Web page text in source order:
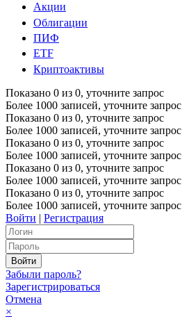
Акции
Облигации
ПИФ
ETF
Криптоактивы
Показано 0 из 0, уточните запрос
Более 1000 записей, уточните запрос
Показано 0 из 0, уточните запрос
Более 1000 записей, уточните запрос
Показано 0 из 0, уточните запрос
Более 1000 записей, уточните запрос
Показано 0 из 0, уточните запрос
Более 1000 записей, уточните запрос
Показано 0 из 0, уточните запрос
Более 1000 записей, уточните запрос
Войти | Регистрация
Забыли пароль?
Зарегистрироваться
Отмена
×